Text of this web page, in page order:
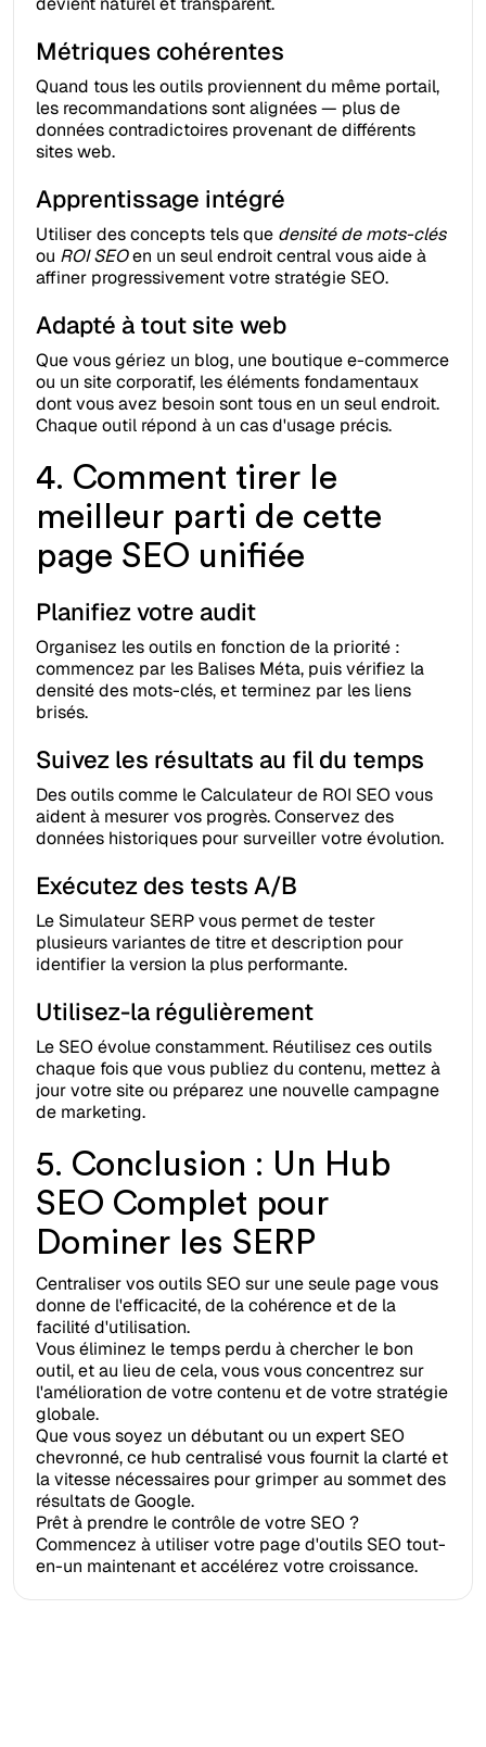
Métriques cohérentes
Quand tous les outils proviennent du même portail,
les recommandations sont alignées — plus de
données contradictoires provenant de différents
sites web.
Apprentissage intégré
Utiliser des concepts tels que densité de mots-clés
ou ROI SEOen un seul endroit central vous aide à
affiner progressivement votre stratégie SEO.
Adapté à tout site web
Que vous gériez un blog, une boutique e-commerce
ou un site corporatif, les éléments fondamentaux
dont vous avez besoin sont tous en un seul endroit.
Chaque outil répond à un cas d'usage précis.
4. Comment tirer le
meilleur parti de cette
page SEO unifiée
Planifiez votre audit
Organisez les outils en fonction de la priorité :
commencez par les Balises Méta, puis vérifiez la
densité des mots-clés, et terminez par les liens
brisés.
Suivez les résultats au fil du temps
Des outils comme le Calculateur de ROI SEO vous
aident à mesurer vos progrès. Conservez des
données historiques pour surveiller votre évolution.
Exécutez des tests A/B
Le Simulateur SERP vous permet de tester
plusieurs variantes de titre et description pour
identifier la version la plus performante.
Utilisez-la régulièrement
Le SEO évolue constamment. Réutilisez ces outils
chaque fois que vous publiez du contenu, mettez à
jour votre site ou préparez une nouvelle campagne
de marketing.
5. Conclusion : Un Hub
SEO Complet pour
Dominer les SERP
Centraliser vos outils SEO sur une seule page vous
donne de l'efficacité, de la cohérence et de la
facilité d'utilisation.
Vous éliminez le temps perdu à chercher le bon
outil, et au lieu de cela, vous vous concentrez sur
l'amélioration de votre contenu et de votre stratégie
globale.
Que vous soyez un débutant ou un expert SEO
chevronné, ce hub centralisé vous fournit la clarté et
la vitesse nécessaires pour grimper au sommet des
résultats de Google.
Prêt à prendre le contrôle de votre SEO ?
Commencez à utiliser votre page d'outils SEO tout-
en-un maintenant et accélérez votre croissance.